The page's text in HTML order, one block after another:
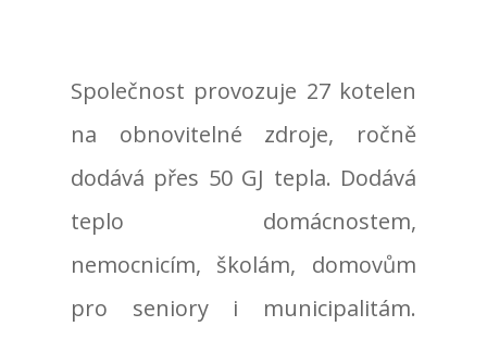
Společnost provozuje 27 kotelen
na obnovitelné zdroje, ročně
dodává přes 50 GJ tepla. Dodává
teplo domácnostem,
nemocnicím, školám, domovům
pro seniory i municipalitám.